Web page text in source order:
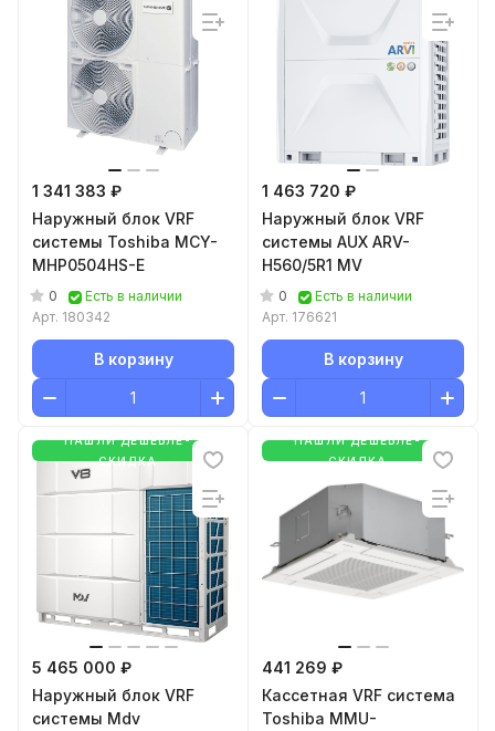
1 341 383 ₽
Наружный блок VRF
системы Toshiba MCY-
MHP0504HS-E
0
Есть в наличии
Арт. 180342
В корзину
1 463 720 ₽
Наружный блок VRF
системы AUX ARV-
H560/5R1 MV
0
Есть в наличии
Арт. 176621
В корзину
НАШЛИ ДЕШЕВЛЕ-
СКИДКА
5 465 000 ₽
Наружный блок VRF
системы Mdv
НАШЛИ ДЕШЕВЛЕ-
СКИДКА
441 269 ₽
Кассетная VRF система
Toshiba MMU-